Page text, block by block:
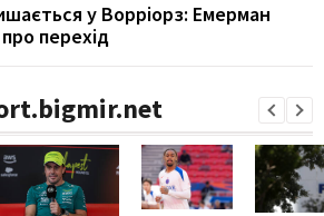
у Ворріорз: Емерман
перехід